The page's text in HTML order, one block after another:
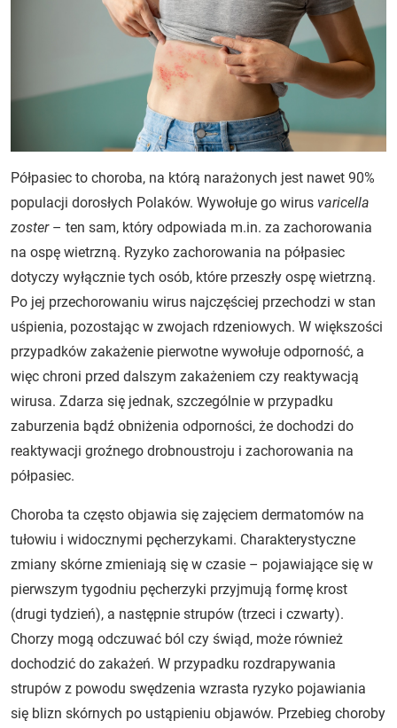
Półpasiec to choroba, na którą narażonych jest nawet 90%
populacji dorosłych Polaków. Wywołuje go wirus varicella
zoster– ten sam, który odpowiada m.in. za zachorowania
na ospę wietrzną. Ryzyko zachorowania na półpasiec
dotyczy wyłącznie tych osób, które przeszły ospę wietrzną.
Po jej przechorowaniu wirus najczęściej przechodzi w stan
uśpienia, pozostając w zwojach rdzeniowych. W większości
przypadków zakażenie pierwotne wywołuje odporność, a
więc chroni przed dalszym zakażeniem czy reaktywacją
wirusa. Zdarza się jednak, szczególnie w przypadku
zaburzenia bądź obniżenia odporności, że dochodzi do
reaktywacji groźnego drobnoustroju i zachorowania na
półpasiec.
Choroba ta często objawia się zajęciem dermatomów na
tułowiu i widocznymi pęcherzykami. Charakterystyczne
zmiany skórne zmieniają się w czasie – pojawiające się w
pierwszym tygodniu pęcherzyki przyjmują formę krost
(drugi tydzień), a następnie strupów (trzeci i czwarty).
Chorzy mogą odczuwać ból czy świąd, może również
dochodzić do zakażeń. W przypadku rozdrapywania
strupów z powodu swędzenia wzrasta ryzyko pojawiania
się blizn skórnych po ustąpieniu objawów. Przebieg choroby